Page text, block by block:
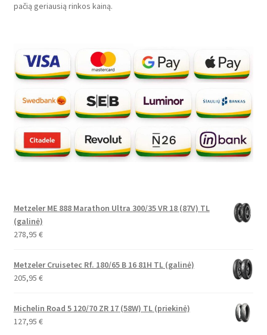
pačią geriausią rinkos kainą.
Metzeler ME 888 Marathon Ultra 300/35 VR 18 (87V) TL
(galinė)
278,95 €
Metzeler Cruisetec Rf. 180/65 B 16 81H TL (galinė)
205,95 €
Michelin Road 5 120/70 ZR 17 (58W) TL (priekinė)
127,95 €